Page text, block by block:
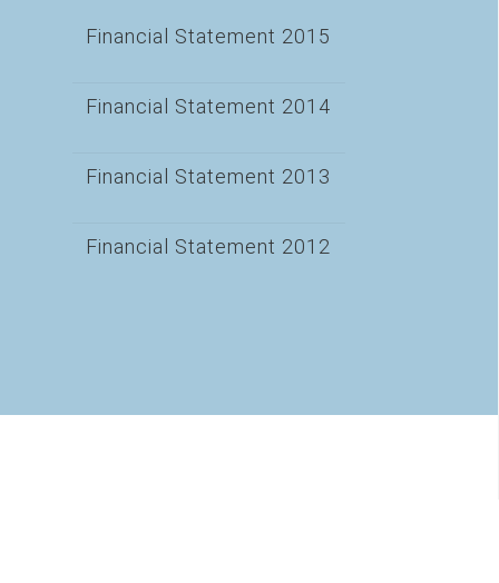
Financial Statement 2015
Financial Statement 2014
Financial Statement 2013
Financial Statement 2012